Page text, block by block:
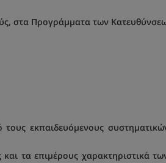
στα Προγράμματα των
εκπαιδευόμενους
και τα επιμέρους χαρακτηριστικά